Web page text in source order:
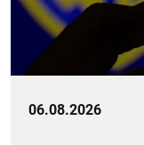
06.08.2026